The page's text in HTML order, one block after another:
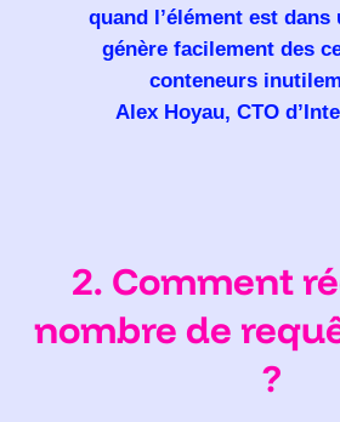
quand l’élément est
génère facilement des
conteneurs
Alex Hoyau, CTO
2. Comment
nombre de
?